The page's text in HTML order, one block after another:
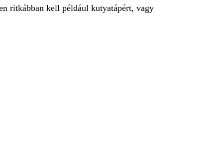
ritkábban kell például kutyatápért, vagy